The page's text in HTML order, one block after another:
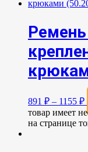
891 ₽ – 1155 ₽
товар имеет
на странице